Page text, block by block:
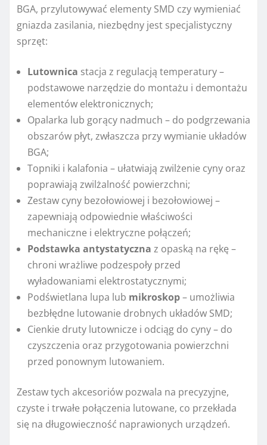
BGA, przylutowywać elementy SMD czy wymieniać
gniazda zasilania, niezbędny jest specjalistyczny
sprzęt:
Lutownica stacja z regulacją temperatury –
podstawowe narzędzie do montażu i demontażu
elementów elektronicznych;
Opalarka lub gorący nadmuch – do podgrzewania
obszarów płyt, zwłaszcza przy wymianie układów
BGA;
Topniki i kalafonia – ułatwiają zwilżenie cyny oraz
poprawiają zwilżalność powierzchni;
Zestaw cyny bezołowiowej i bezołowiowej –
zapewniają odpowiednie właściwości
mechaniczne i elektryczne połączeń;
Podstawka antystatyczna z opaską na rękę –
chroni wrażliwe podzespoły przed
wyładowaniami elektrostatycznymi;
Podświetlana lupa lub mikroskop– umożliwia
bezbłędne lutowanie drobnych układów SMD;
Cienkie druty lutownicze i odciąg do cyny – do
czyszczenia oraz przygotowania powierzchni
przed ponownym lutowaniem.
Zestaw tych akcesoriów pozwala na precyzyjne,
czyste i trwałe połączenia lutowane, co przekłada
się na długowieczność naprawionych urządzeń.